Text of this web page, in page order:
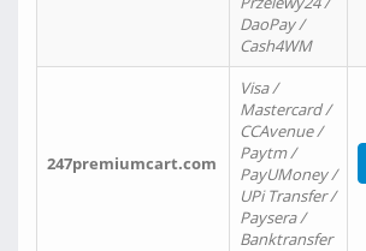
DaoPay /
Cash4WM
247premiumcart.com
Visa /
Mastercard /
CCAvenue /
Paytm /
PayUMoney /
UPi Transfer /
Paysera /
Banktransfer